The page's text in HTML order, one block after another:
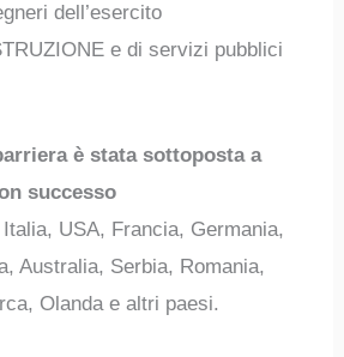
dell’esercito
e di servizi pubblici
è stata sottoposta a
successo
USA, Francia, Germania,
Australia, Serbia, Romania,
Olanda e altri paesi.